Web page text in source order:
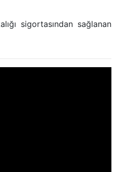
sigortasından sağlanan